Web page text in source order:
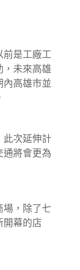
前是工廠工
，未來高雄
高雄市並
此次延伸計
通將會更為
，除了七
開幕的店